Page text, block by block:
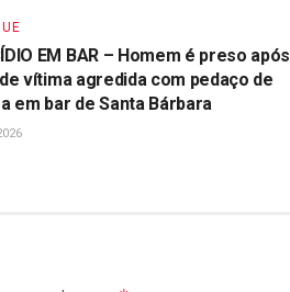
EM BAR – Homem é preso após
vítima agredida com pedaço de
em bar de Santa Bárbara